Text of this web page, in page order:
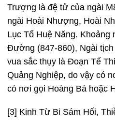
Trượng là đệ tử của ngài
ngài Hoài Nhượng, Hoài
Lục Tổ Huệ Năng. Khoảng
Đường (847-860), Ngài
vua sắc thụy là Đoạn Tế
Quảng Nghiệp, do vậy có
có nơi gọi Hoàng Bá hoặc
[3] Kinh Từ Bi Sám Hối,